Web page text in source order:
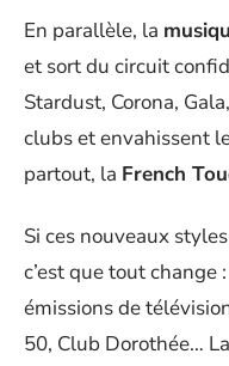
En parallèle, la
et sort du circuit
Stardust, Corona,
clubs et envahissent
partout, la French
Si ces nouveaux
c’est que tout change
émissions de
50, Club Dorothée… La